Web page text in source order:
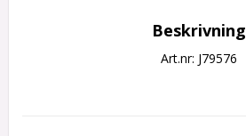
Beskrivning
Art.nr: J79576